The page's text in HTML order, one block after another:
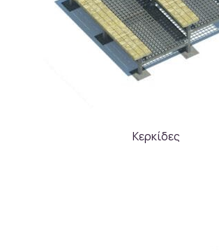
Κερκίδες